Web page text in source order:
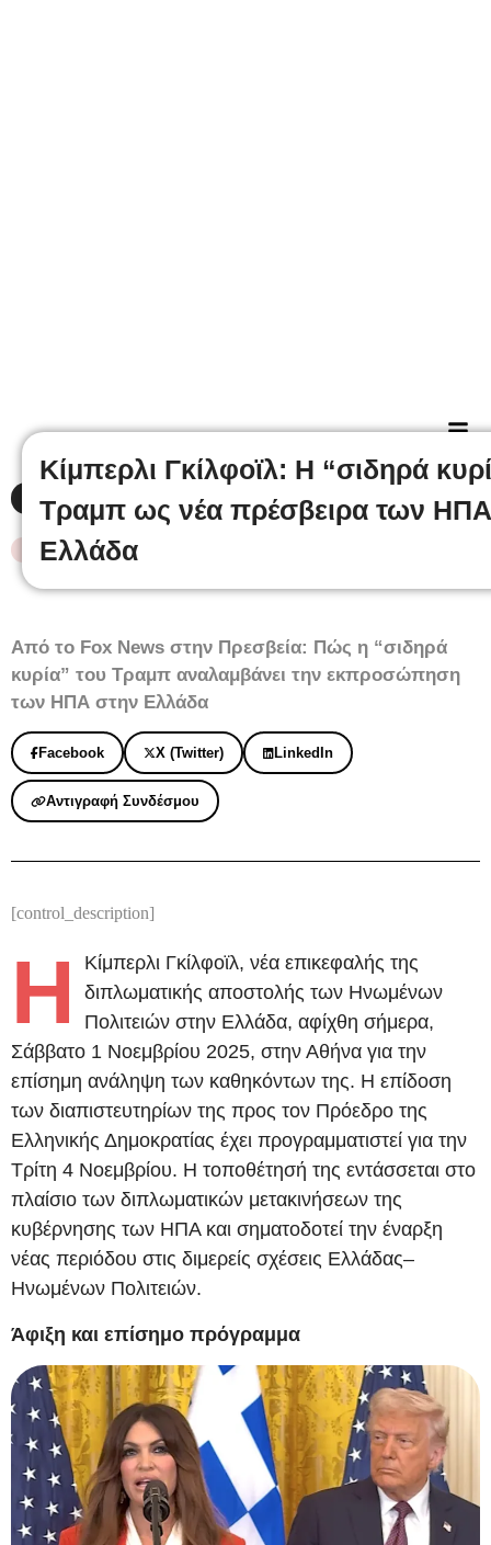
Σάββατο 1 Νοεμβρίου, 2025
#ΔΙΕΘΝΗ ,
Κίμπερλι Γκίλφοϊλ: Η “σιδηρά
Τραμπ ως νέα πρέσβειρα των
Ελλάδα
Από το Fox News στην Πρεσβεία: Πώς η “σιδηρά
κυρία” του Τραμπ αναλαμβάνει την εκπροσώπηση
των ΗΠΑ στην Ελλάδα
Facebook X (Twitter) LinkedIn
Αντιγραφή Συνδέσμου
[control_description]
Η
Κίμπερλι Γκίλφοϊλ, νέα επικεφαλής της
διπλωματικής αποστολής των Ηνωμένων
Πολιτειών στην Ελλάδα, αφίχθη σήμερα,
Σάββατο 1 Νοεμβρίου 2025, στην Αθήνα για την
επίσημη ανάληψη των καθηκόντων της. Η επίδοση
των διαπιστευτηρίων της προς τον Πρόεδρο της
Ελληνικής Δημοκρατίας έχει προγραμματιστεί για την
Τρίτη 4 Νοεμβρίου. Η τοποθέτησή της εντάσσεται στο
πλαίσιο των διπλωματικών μετακινήσεων της
κυβέρνησης των ΗΠΑ και σηματοδοτεί την έναρξη
νέας περιόδου στις διμερείς σχέσεις Ελλάδας–
Ηνωμένων Πολιτειών.
Άφιξη και επίσημο πρόγραμμα